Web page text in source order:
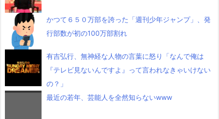
かつて６５０万部を誇った「週刊少年ジャンプ」、発
行部数が初の100万部割れ
有吉弘行、無神経な人物の言葉に怒り「なんで俺は
『テレビ見ないんですよ』って言われなきゃいけない
の？」
最近の若年、芸能人を全然知らないwww